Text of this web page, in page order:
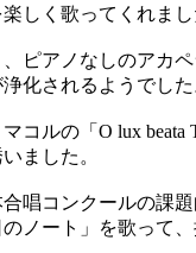
しく歌ってくれま
ピアノなしのアカ
浄化されるようでし
コルの「O lux beata
ました。
唱コンクールの課
ノート」を歌って